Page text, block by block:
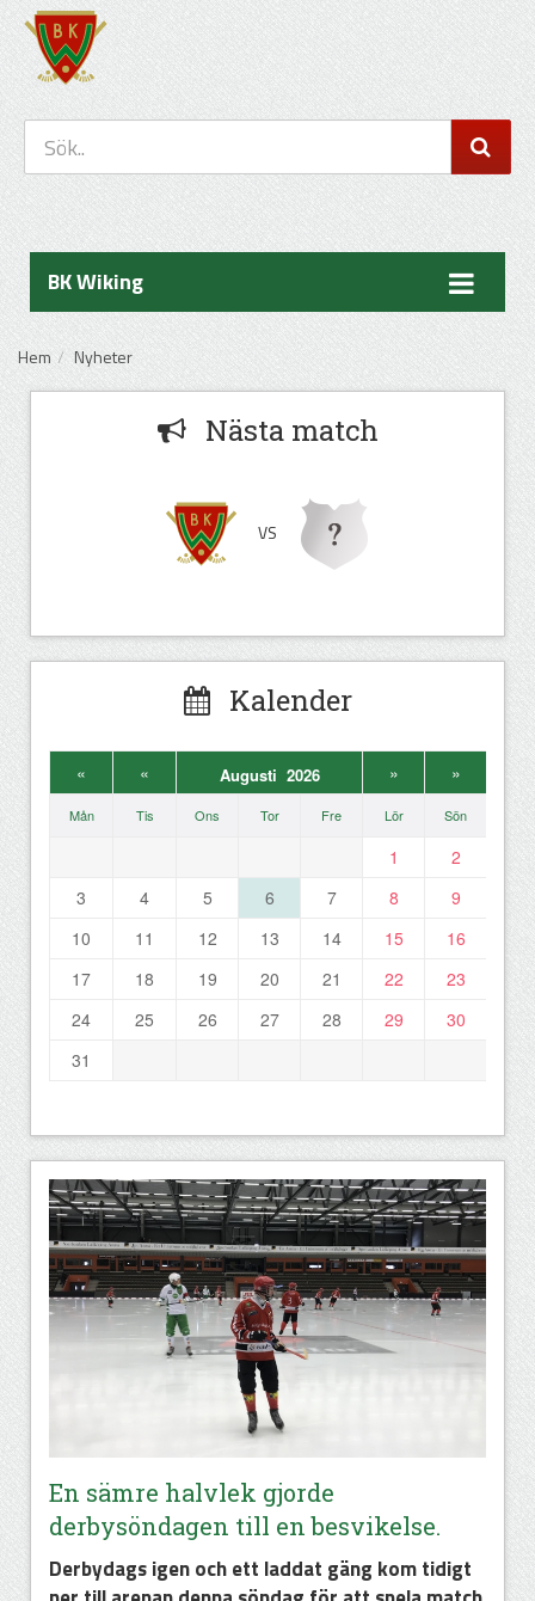
BK Wiking
Hem Nyheter
Nästa match
VS
Kalender
« « Augusti 2026 » »
Mån Tis Ons Tor Fre Lör Sön
1
2
3
4 5 6 7 8
9
10
11 12 13 14 15
16
17
18 19 20 21 22
23
24
25 26 27 28 29
30
31
En sämre halvlek gjorde
derbysöndagen till en besvikelse.
Derbydags igen och ett laddat gäng kom tidigt